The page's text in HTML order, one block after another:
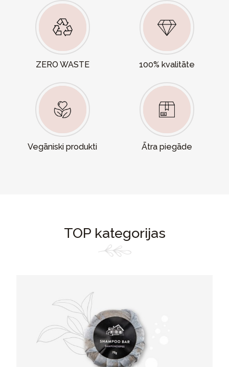
ZERO WASTE 100% kvalitāte
Vegāniski produkti Ātra piegāde
TOP kategorijas